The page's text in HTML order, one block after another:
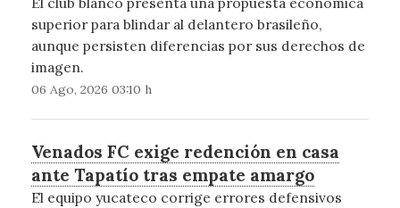
superior para blindar al delantero brasileño,
aunque persisten diferencias por sus derechos de
imagen.
06 Ago, 2026 03:10 h
Venados FC exige redención en casa
ante Tapatío tras empate amargo
El equipo yucateco corrige errores defensivos